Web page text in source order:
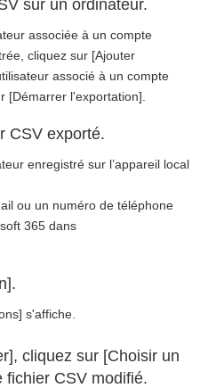
sur un ordinateur.
associée à un compte
cliquez sur [Ajouter
associé à un compte
[Démarrer l'exportation].
CSV exporté.
enregistré sur l’appareil local
ou un numéro de téléphone
365 dans
s'affiche.
cliquez sur [Choisir un
fichier CSV modifié.